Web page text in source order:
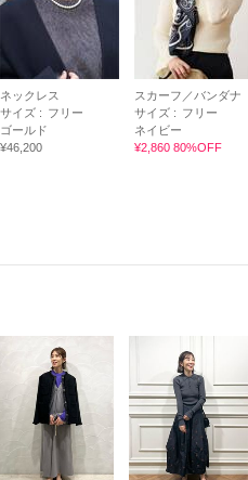
ネックレス
サイズ : フリー
ゴールド
¥46,200
スカーフ／バンダナ
サイズ : フリー
ネイビー
¥2,860 80%OFF